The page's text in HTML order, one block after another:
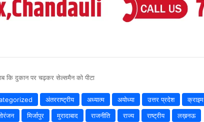
कि दुकान पर चढ़कर सेल्समैन को पीटा
अंतरराष्ट्रीय अध्यात्म अयोध्या उत्तर प्रदेश
क्राइम
मिर्जापुर मुरादाबाद राजनीति राज्य राष्ट्रीय
लख़नऊ